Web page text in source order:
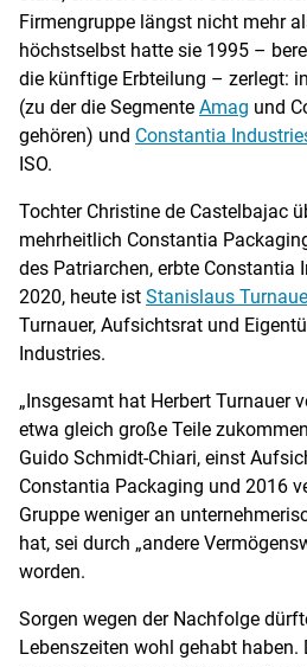
Firmengruppe längst nicht mehr
höchstselbst hatte sie 1995 –
die künftige Erbteilung – zerlegt:
(zu der die Segmente Amag und
gehören) und Constantia
ISO.
Tochter Christine de Castelbajac
mehrheitlich Constantia
des Patriarchen, erbte Constantia
2020, heute ist Stanislaus
Turnauer, Aufsichtsrat und
Industries.
„Insgesamt hat Herbert Turnauer
etwa gleich große Teile
Guido Schmidt-Chiari, einst
Constantia Packaging und 2016
Gruppe weniger an
hat, sei durch „andere
worden.
Sorgen wegen der Nachfolge
Lebenszeiten wohl gehabt haben.